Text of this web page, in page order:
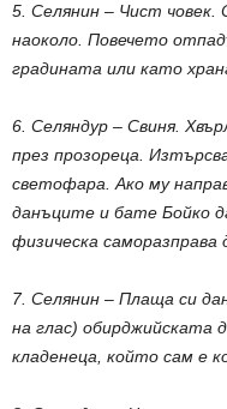
5. Селянин – Чист човек.
наоколо. Повечето
градината или като
6. Селяндур – Свиня.
през прозореца.
светофара. Ако му
данъците и бате Бойко
физическа саморазправа
7. Селянин – Плаща си
на глас) обирджийската
кладенеца, който сам е